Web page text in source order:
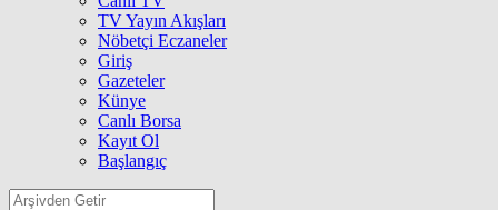
TV Yayın Akışları
Nöbetçi Eczaneler
Giriş
Gazeteler
Künye
Canlı Borsa
Kayıt Ol
Başlangıç